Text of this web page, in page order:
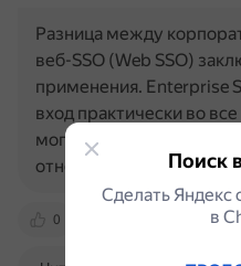
0 ru.wikipedia.org
Разница между
веб-SSO (Web SSO)
применения. Enterprise
вход практически во
могут потребоваться
относятся веб-Поиск
Сделать
в